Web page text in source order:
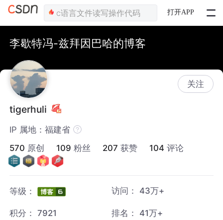
打开APP
李歇特冯-兹拜因巴哈的博客
关注
tigerhuli
IP 属地：福建省
570 原创 109 粉丝 207 获赞 104 评论
等级： 访问： 43万+
积分： 7921 排名： 41万+